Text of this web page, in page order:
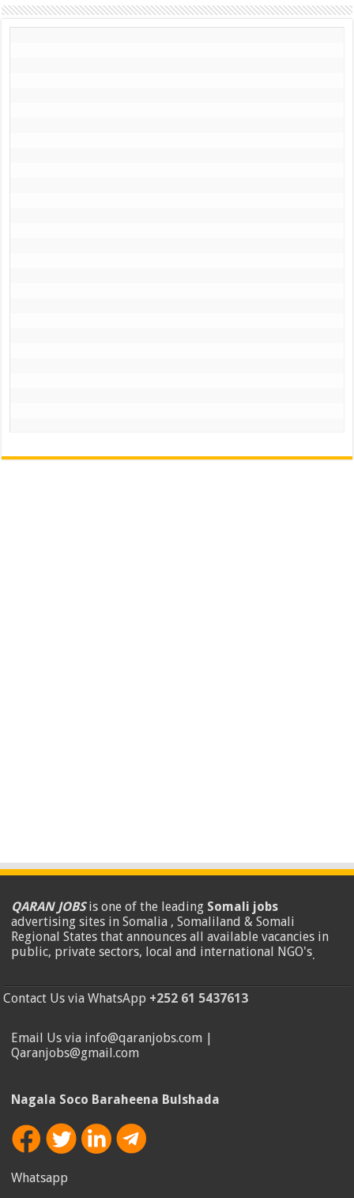
QARAN JOBSis one of the leading Somali jobs
advertising sites in Somalia , Somaliland & Somali
Regional States that announces all available vacancies in
public, private sectors, local and international NGO's.
Contact Us via WhatsApp +252 61 5437613
Email Us via info@qaranjobs.com |
Qaranjobs@gmail.com
Nagala Soco Baraheena Bulshada
Whatsapp